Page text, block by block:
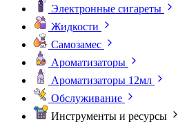
Электронные сигареты
Жидкости
Самозамес
Ароматизаторы
Ароматизаторы 12мл
Обслуживание
Инструменты и ресурсы